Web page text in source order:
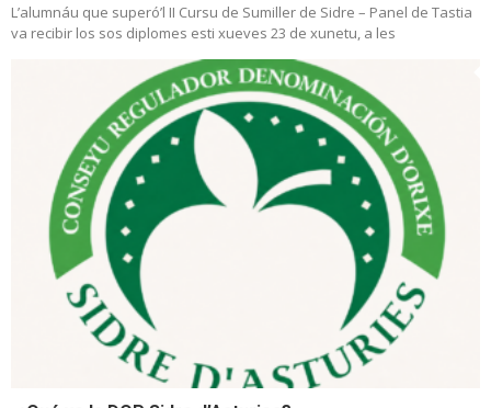
L’alumnáu que superó’l II Cursu de Sumiller de Sidre – Panel de Tastia
va recibir los sos diplomes esti xueves 23 de xunetu, a les